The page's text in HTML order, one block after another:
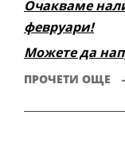
Очакваме
февруари!
Можете да
за закупуване.
ПРОЧЕТИ ОЩЕ